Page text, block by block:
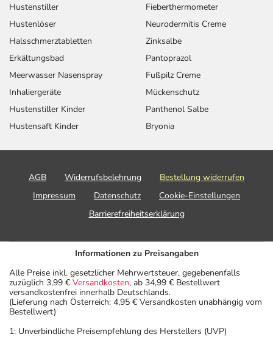
Hustenstiller
Hustenlöser
Halsschmerztabletten
Erkältungsbad
Meerwasser Nasenspray
Inhaliergeräte
Hustenstiller Kinder
Hustensaft Kinder
Fieberthermometer
Neurodermitis Creme
Zinksalbe
Pantoprazol
Fußpilz Creme
Mückenschutz
Panthenol Salbe
Bryonia
AGB Widerrufsbelehrung
Bestellung widerrufen
Impressum
Datenschutz
Cookie-Einstellungen
Barrierefreiheitserklärung
Informationen zu Preisangaben
Alle Preise inkl. gesetzlicher Mehrwertsteuer, gegebenenfalls
zuzüglich 3,99 € Versandkosten, ab 34,99 € Bestellwert
versandkostenfrei innerhalb Deutschlands.
(Lieferung nach Österreich: 4,95 € Versandkosten unabhängig vom
Bestellwert)
1: Unverbindliche Preisempfehlung des Herstellers (UVP)